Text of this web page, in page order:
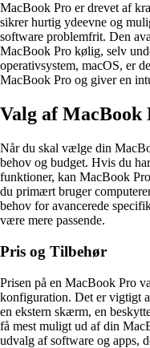
MacBook Pro er drevet af
sikrer hurtig ydeevne og
software problemfrit. Den
MacBook Pro kølig, selv
operativsystem, macOS, er
MacBook Pro og giver en
Valg af MacBook
Når du skal vælge din
behov og budget. Hvis du
funktioner, kan MacBook
du primært bruger
behov for avancerede
være mere passende.
Pris og Tilbehør
Prisen på en MacBook Pro
konfiguration. Det er vigtigt
en ekstern skærm, en
få mest muligt ud af din
udvalg af software og apps,